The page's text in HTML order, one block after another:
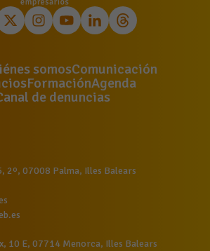
somosComunicación
FormaciónAgenda
de denuncias
2º, 07008 Palma, Illes Balears
10 E, 07714 Menorca, Illes Balears